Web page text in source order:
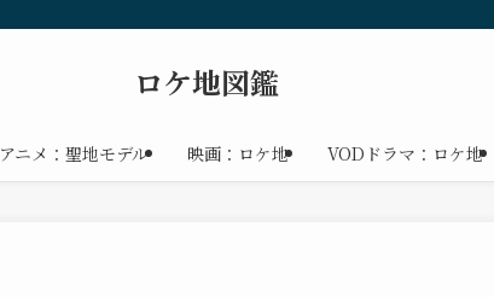
ロケ地図鑑
アニメ：聖地モデル 映画：ロケ地 VODドラマ：ロケ地